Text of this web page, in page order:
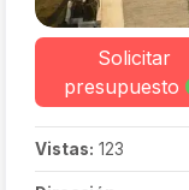
Solicitar
presupuesto
Vistas: 123